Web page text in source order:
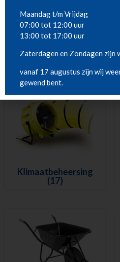
Steigers en Ladders
(37)
Klimaatbeheersing
(17)
Maandag t/m Vrijdag
07:00 tot 12:00 uur
13:00 tot 17:00 uur
Zaterdagen en Zondagen zijn
vanaf 17 augustus zijn wij
gewend bent.